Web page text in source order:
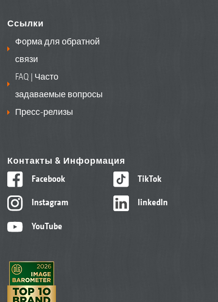
Ссылки
Форма для обратной
связи
FAQ | Часто
задаваемые вопросы
Пресс-релизы
Контакты & Информация
Facebook
Instagram
YouTube
TikTok
linkedIn